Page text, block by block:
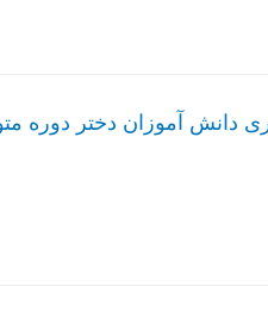
دانش آموزان دختر دوره